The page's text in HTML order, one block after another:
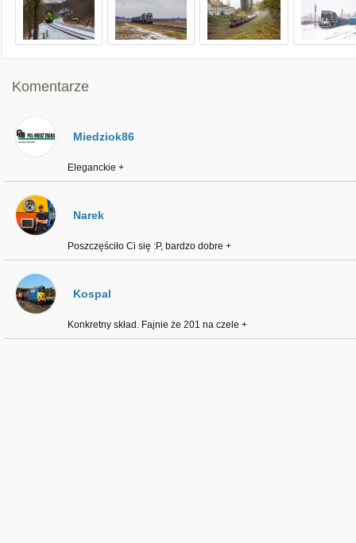
Komentarze
Miedziok86
Eleganckie +
Narek
Poszczęściło Ci się :P, bardzo dobre +
Kospal
Konkretny skład. Fajnie że 201 na czele +